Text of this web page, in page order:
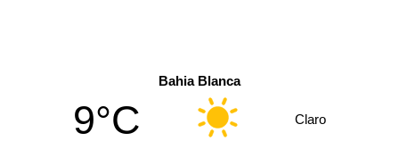
Bahia Blanca
9°C Claro